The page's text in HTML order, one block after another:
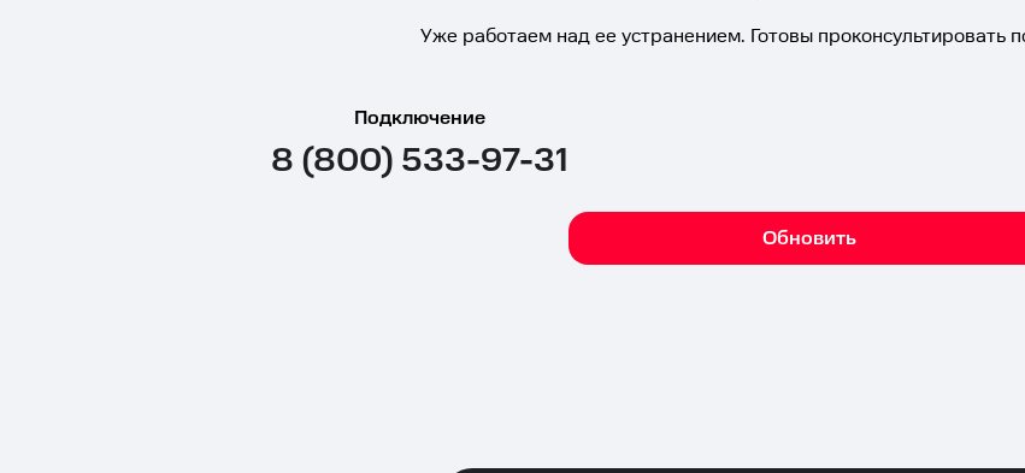
Уже работаем над ее устранением. Готовы проконсультировать
Подключение
8 (800) 533-97-31
Обновить